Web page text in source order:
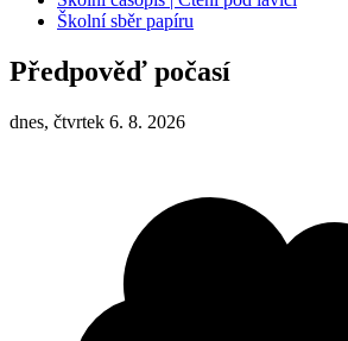
Školní sběr papíru
Předpověď počasí
dnes, čtvrtek 6. 8. 2026